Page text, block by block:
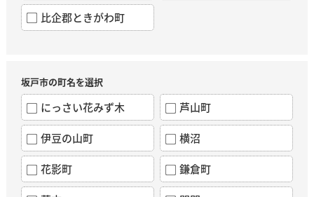
比企郡ときがわ町
坂戸市の町名を選択
にっさい花みず木 芦山町
伊豆の山町 横沼
花影町 鎌倉町